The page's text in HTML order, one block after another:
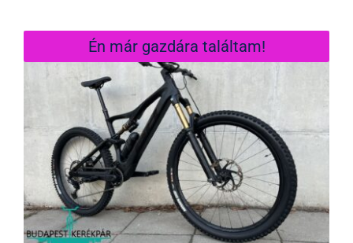
Én már gazdára találtam!
BH I LYNX TRAIL CARBON PRO 8.8 –
19,6 kg 29” A light E-MTB szörnyeteg!